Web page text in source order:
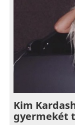
Kim
gyermekét